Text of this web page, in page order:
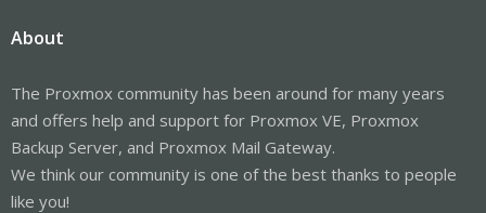
About
The Proxmox community has been around for many years
and offers help and support for Proxmox VE, Proxmox
Backup Server, and Proxmox Mail Gateway.
We think our community is one of the best thanks to people
like you!